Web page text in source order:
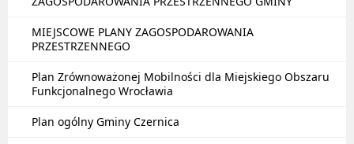
MIEJSCOWE PLANY ZAGOSPODAROWANIA
PRZESTRZENNEGO
Plan Zrównoważonej Mobilności dla Miejskiego Obszaru
Funkcjonalnego Wrocławia
Plan ogólny Gminy Czernica